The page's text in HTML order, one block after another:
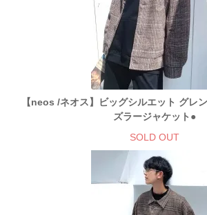
【neos /ネオス】ビッグシルエット グレ
ズラージャケット●
SOLD OUT